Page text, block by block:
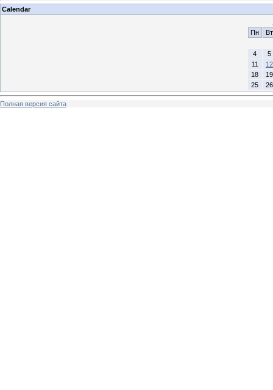
Calendar
Пн
Вт
4
5
11
12
18
19
25
26
Полная версия сайта